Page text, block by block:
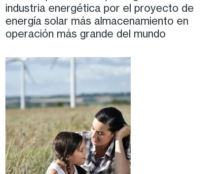
industria energética por el proyecto de
energía solar más almacenamiento en
operación más grande del mundo